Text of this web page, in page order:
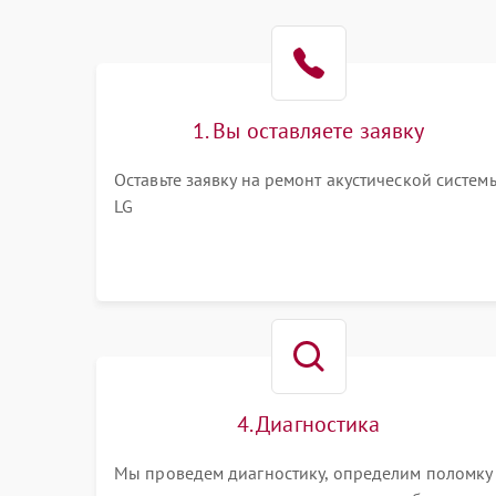
1. Вы оставляете заявку
Оставьте заявку на ремонт акустической
LG
4. Диагностика
Мы проведем диагностику, определим поломку